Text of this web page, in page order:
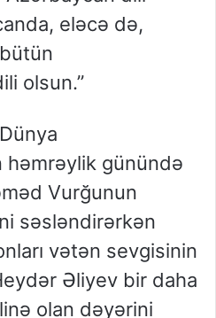
eləcə də,
olsun.”
həmrəylik günündə
Vurğunun
səsləndirərkən
vətən sevgisinin
Əliyev bir daha
olan dəyərini